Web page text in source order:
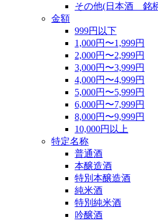
その他(日本酒 銘
金額
999円以下
1,000円〜1,999円
2,000円〜2,999円
3,000円〜3,999円
4,000円〜4,999円
5,000円〜5,999円
6,000円〜7,999円
8,000円〜9,999円
10,000円以上
特定名称
普通酒
本醸造酒
特別本醸造酒
純米酒
特別純米酒
吟醸酒